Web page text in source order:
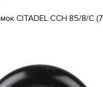
CITADEL CCH 85/8/C